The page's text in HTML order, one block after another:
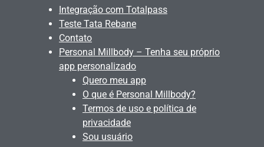
Integração com Totalpass
Teste Tata Rebane
Contato
Personal Millbody – Tenha seu próprio
app personalizado
Quero meu app
O que é Personal Millbody?
Termos de uso e política de
privacidade
Sou usuário